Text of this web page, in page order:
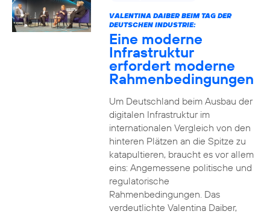
VALENTINA DAIBER BEIM TAG DER
DEUTSCHEN INDUSTRIE:
Eine moderne
Infrastruktur
erfordert moderne
Rahmenbedingungen
Um Deutschland beim Ausbau der
digitalen Infrastruktur im
internationalen Vergleich von den
hinteren Plätzen an die Spitze zu
katapultieren, braucht es vor allem
eins: Angemessene politische und
regulatorische
Rahmenbedingungen. Das
verdeutlichte Valentina Daiber,